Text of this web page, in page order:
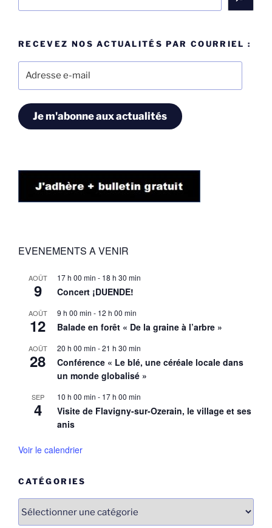
RECEVEZ NOS ACTUALITÉS PAR COURRIEL :
Je m'abonne aux actualités
EVENEMENTS A VENIR
AOÛT
9
17 h 00 min - 18 h 30 min
Concert ¡DUENDE!
AOÛT
12
9 h 00 min - 12 h 00 min
Balade en forêt « De la graine à l’arbre »
AOÛT
28
20 h 00 min -21 h 30 min
Conférence « Le blé, une céréale locale dans
un monde globalisé »
SEP
4
10 h 00 min - 17 h 00 min
Visite de Flavigny-sur-Ozerain, le village et ses
anis
Voir le calendrier
CATÉGORIES